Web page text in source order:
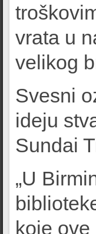
vrata u
velikog
Svesni
ideju
Sundai
„U
koje